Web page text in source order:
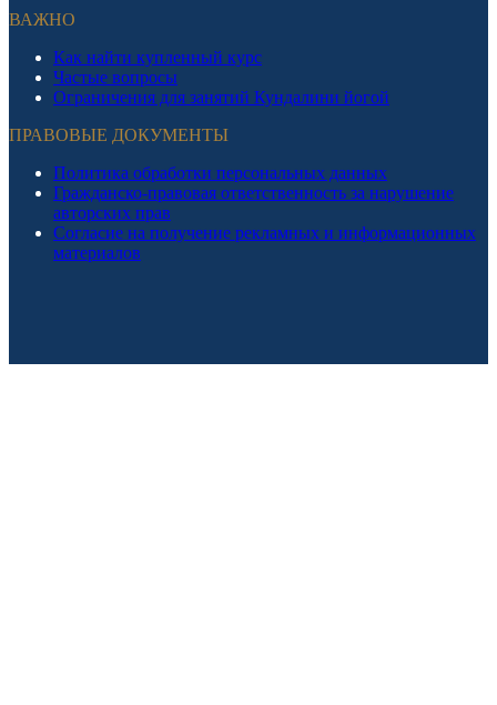
ВАЖНО
Как найти купленный курс
Частые вопросы
Ограничения для занятий Кундалини йогой
ПРАВОВЫЕ ДОКУМЕНТЫ
Политика обработки персональных данных
Гражданско-правовая ответственность за нарушение
авторских прав
Согласие на получение рекламных и информационных
материалов